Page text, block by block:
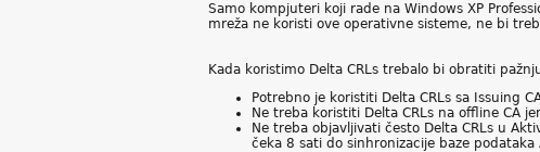
Samo kompjuteri koji rade na Windows XP
mreža ne koristi ove operativne sisteme, ne bi
Kada koristimo Delta CRLs trebalo bi obratiti
Potrebno je koristiti Delta CRLs sa Issuing
Ne treba koristiti Delta CRLs na offline CA
Ne treba objavljivati često Delta CRLs u
čeka 8 sati do sinhronizacije baze